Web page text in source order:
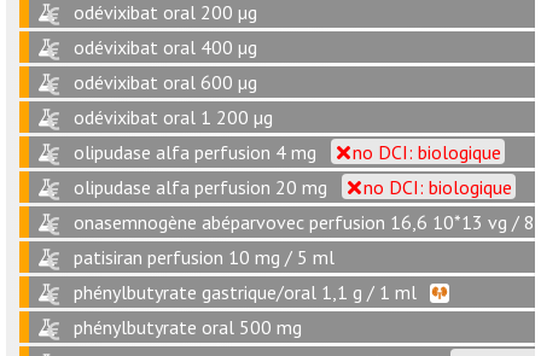
odévixibat oral 200 µg
odévixibat oral 400 µg
odévixibat oral 600 µg
odévixibat oral 1 200 µg
olipudase alfa perfusion 4 mg
no DCI: biologique
olipudase alfa perfusion 20 mg
no DCI: biologique
onasemnogène abéparvovec perfusion 16,6 10*13 vg /
patisiran perfusion 10 mg / 5 ml
phénylbutyrate gastrique/oral 1,1 g / 1 ml
phénylbutyrate oral 500 mg